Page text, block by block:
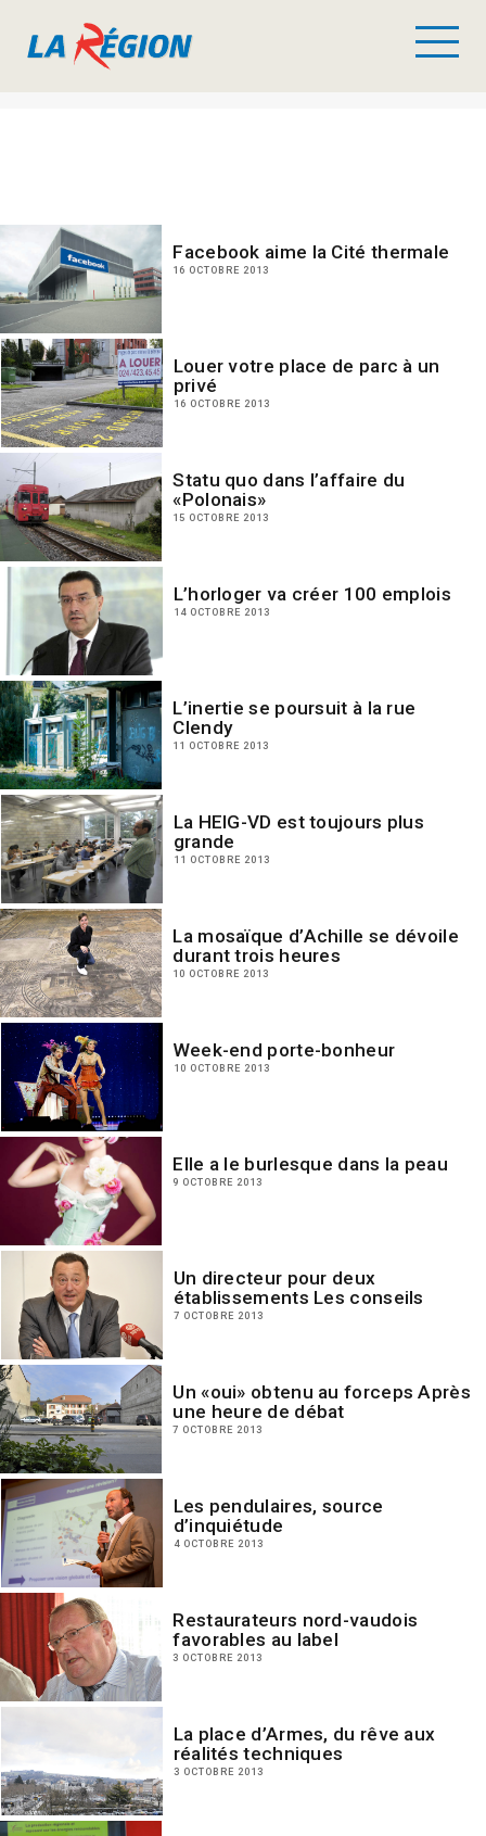
Facebook aime la Cité thermale
16 OCTOBRE 2013
Louer votre place de parc à un
privé
16 OCTOBRE 2013
Statu quo dans l’affaire du
«Polonais»
15 OCTOBRE 2013
L’horloger va créer 100 emplois
14 OCTOBRE 2013
L’inertie se poursuit à la rue
Clendy
11 OCTOBRE 2013
La HEIG-VD est toujours plus
grande
11 OCTOBRE 2013
La mosaïque d’Achille se dévoile
durant trois heures
10 OCTOBRE 2013
Week-end porte-bonheur
10 OCTOBRE 2013
Elle a le burlesque dans la peau
9 OCTOBRE 2013
Un directeur pour deux
établissements Les conseils
7 OCTOBRE 2013
Un «oui» obtenu au forceps Après
une heure de débat
7 OCTOBRE 2013
Les pendulaires, source
d’inquiétude
4 OCTOBRE 2013
Restaurateurs nord-vaudois
favorables au label
3 OCTOBRE 2013
La place d’Armes, du rêve aux
réalités techniques
3 OCTOBRE 2013